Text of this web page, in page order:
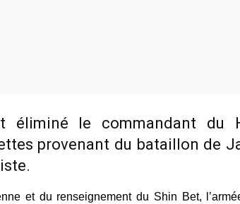
éliminé le commandant du
provenant du bataillon de
et du renseignement du Shin Bet,